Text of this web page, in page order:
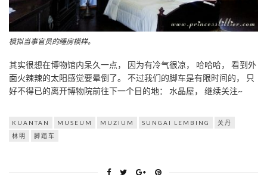
模拟当事官员的睡房模样。
其实很想在博物馆内呆久一点， 因为有冷气很凉， 哈哈哈， 看到外
面火辣辣的太阳感觉要晕倒了。 不过我们的脚车是有限时间的， 只
好不得已的离开博物院前往下一个目的地： 水晶屋， 继续关注~
KUANTAN MUSEUM MUZIUM SUNGAI LEMBING
关丹
林明
脚踏车